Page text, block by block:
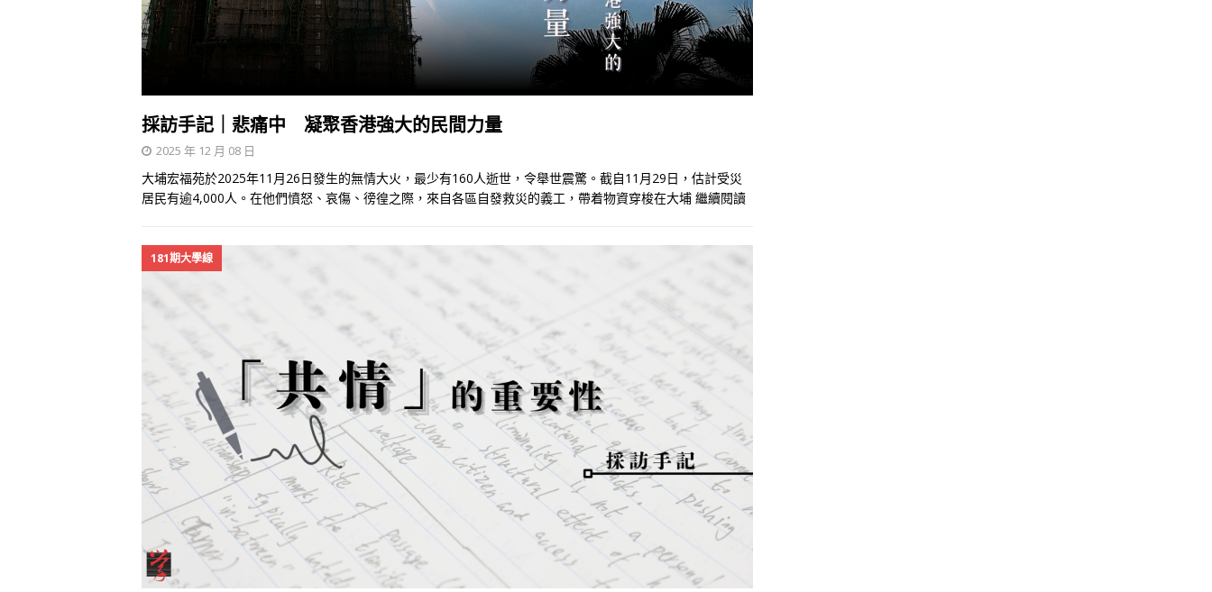
採訪手記｜悲痛中 凝聚香港強大的民間力量
2025 年 12 月 08 日
大埔宏福苑於2025年11月26日發生的無情大火，最少有160人逝世，令舉世震驚。截自11月29日，估計受災
居民有逾4,000人。在他們憤怒、哀傷、徬徨之際，來自各區自發救災的義工，帶着物資穿梭在大埔 繼續閱讀
181期大學線